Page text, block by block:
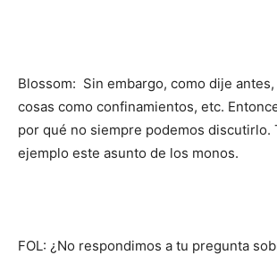
Blossom: Sin embargo, como dije
cosas como confinamientos, etc.
por qué no siempre podemos discutirlo.
ejemplo este asunto de los monos.
FOL: ¿No respondimos a tu pregunta